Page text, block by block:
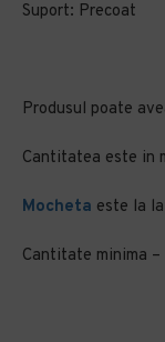
Suport: Precoat
Produsul poate
Cantitatea este in
Mocheta este la
Cantitate minima